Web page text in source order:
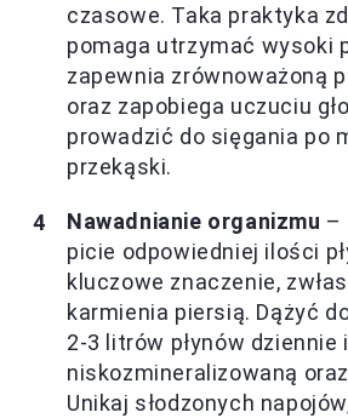
czasowe. Taka praktyka
pomaga utrzymać wysoki
zapewnia zrównoważoną
oraz zapobiega uczuciu
prowadzić do sięgania po
przekąski.
Nawadnianie organizmu –
picie odpowiedniej ilości
kluczowe znaczenie,
karmienia piersią. Dążyć
2-3 litrów płynów dziennie
niskozmineralizowaną
Unikaj słodzonych